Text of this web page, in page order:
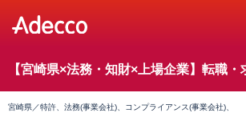
【宮崎県×法務・知財×上場企業】転職・
宮崎県／特許、法務(事業会社)、コンプライアンス(事業会社)、